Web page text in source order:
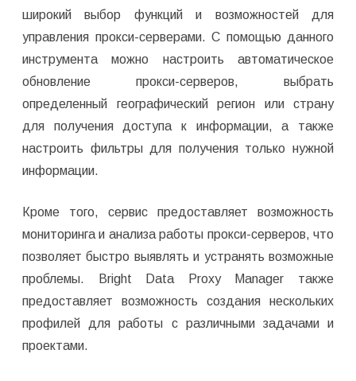
широкий выбор функций и возможностей для
управления прокси-серверами. С помощью данного
инструмента можно настроить автоматическое
обновление прокси-серверов, выбрать
определенный географический регион или страну
для получения доступа к информации, а также
настроить фильтры для получения только нужной
информации.
Кроме того, сервис предоставляет возможность
мониторинга и анализа работы прокси-серверов, что
позволяет быстро выявлять и устранять возможные
проблемы. Bright Data Proxy Manager также
предоставляет возможность создания нескольких
профилей для работы с различными задачами и
проектами.